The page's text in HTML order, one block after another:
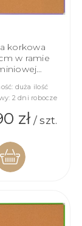
korkowa
w ramie
duża ilość
2 dni robocze
zł/ szt.